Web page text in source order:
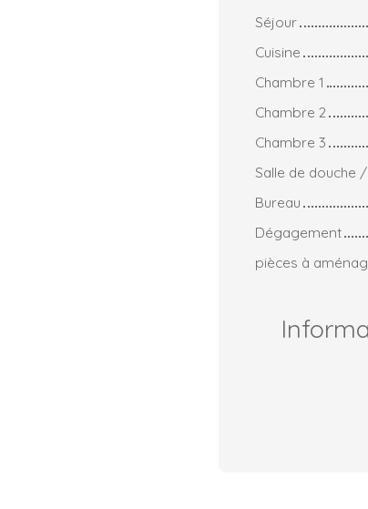
Séjour
Cuisine
Chambre 1
Chambre 2
Chambre 3
Salle de douche
Bureau
Dégagement
pièces à